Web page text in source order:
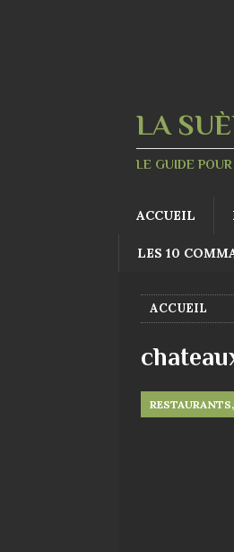
LA
LE GUIDE
ACCUEIL
LES 10
ACCUEIL